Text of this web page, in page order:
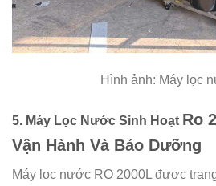
Hình ảnh: Máy lọc
5. Máy Lọc Nước Sinh Hoạt Ro
Vận Hành Và Bảo Dưỡng
Máy lọc nước RO 2000L được